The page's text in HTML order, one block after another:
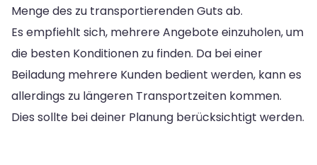
Menge des zu transportierenden Guts ab.
Es empfiehlt sich, mehrere Angebote einzuholen, um
die besten Konditionen zu finden. Da bei einer
Beiladung mehrere Kunden bedient werden, kann es
allerdings zu längeren Transportzeiten kommen.
Dies sollte bei deiner Planung berücksichtigt werden.